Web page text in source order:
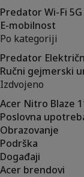
Predator Wi-Fi 5G
E-mobilnost
Po kategoriji
Predator
Ručni gejmerski
Izdvojeno
Acer Nitro Blaze
Poslovna
Obrazovanje
Podrška
Događaji
Acer brendovi